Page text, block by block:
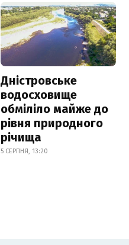
Дністровське
водосховище
обміліло майже до
рівня природного
річища
5 СЕРПНЯ, 13:20